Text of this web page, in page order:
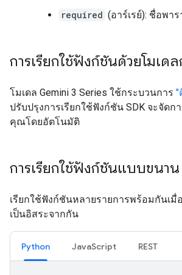
required (อาร์เรย์): ชื่อพา
การเรียกใช้ฟังก์ชันด้วยโมเด
โมเดล Gemini 3 Series ใช้กระบวนการ "
ปรับปรุงการเรียกใช้ฟังก์ชัน SDK จะจัดก
คุณโดยอัตโนมัติ
การเรียกใช้ฟังก์ชันแบบขนาน
เรียกใช้ฟังก์ชันหลายรายการพร้อมกันเ
เป็นอิสระจากกัน
Python JavaScript REST